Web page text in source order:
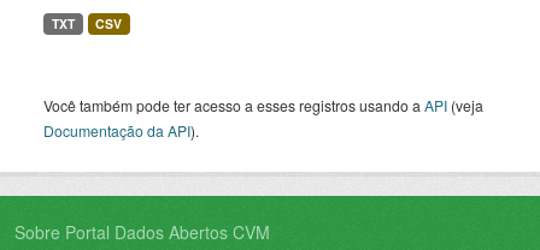
TXT CSV
Você também pode ter acesso a esses registros usando a API (veja
Documentação da API).
Sobre Portal Dados Abertos CVM